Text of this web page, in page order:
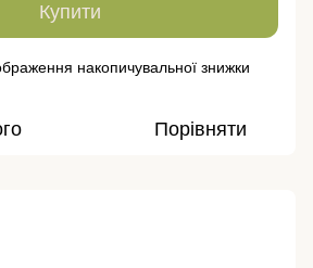
Купити
накопичувальної знижки
Порівняти